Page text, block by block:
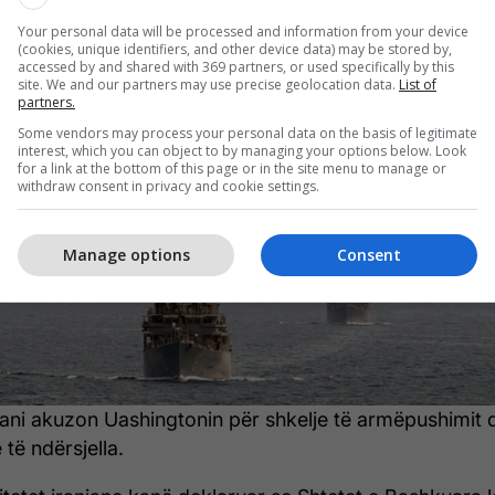
2026 • 23:36
akuzon SHBA-në për shkelje të
akuzon Uashingtonin për shkelje të armëpushimit
të ndërsjella.
Your personal data will be processed and information from your device
(cookies, unique identifiers, and other device data) may be stored by,
accessed by and shared with 369 partners, or used specifically by this
site. We and our partners may use precise geolocation data. List of
partners.
Some vendors may process your personal data on the basis of legitimate
interest, which you can object to by managing your options below. Look
for a link at the bottom of this page or in the site menu to manage or
withdraw consent in privacy and cookie settings.
Consent
Manage options